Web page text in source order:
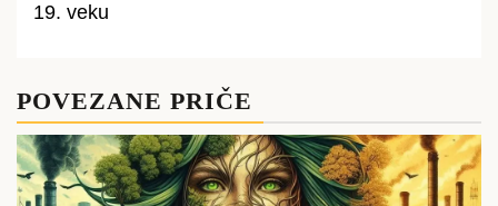
19. veku
POVEZANE PRIČE